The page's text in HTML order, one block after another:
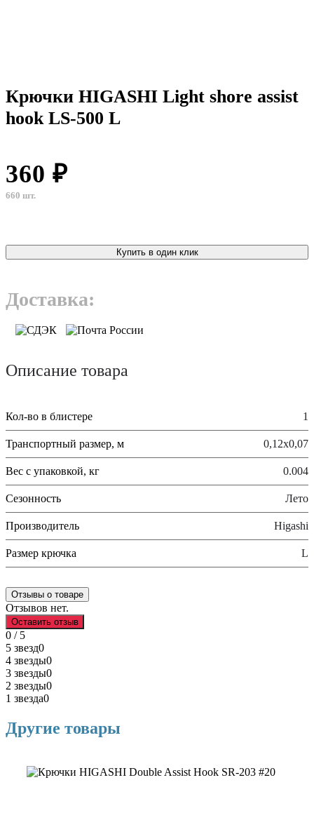
Крючки HIGASHI Light shore assist
hook LS-500 L
360 ₽
660 шт.
Купить в один клик
Доставка:
Описание товара
Кол-во в блистере 1
Транспортный размер, м 0,12х0,07
Вес с упаковкой, кг 0.004
Сезонность Лето
Производитель Higashi
Размер крючка L
Отзывы о товаре
Отзывов нет.
Оставить отзыв
0 / 5
5 звезд0
4 звезды0
3 звезды0
2 звезды0
1 звезда0
Другие товары